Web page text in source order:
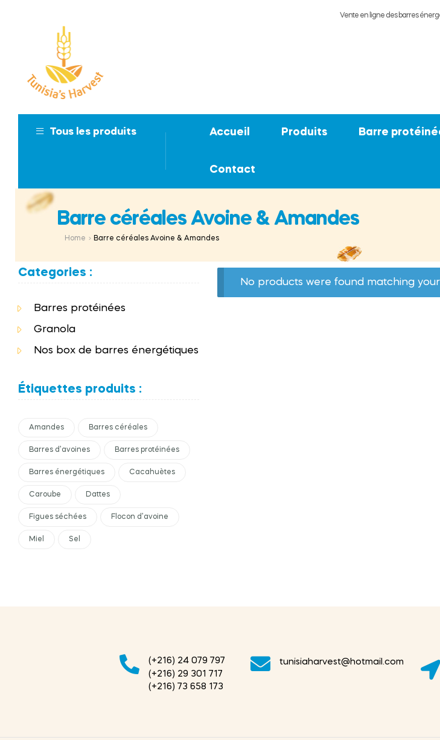
Vente en ligne des barres
Tous les produits Accueil Produits Barre
Contact
Barre céréales Avoine & Amandes
Home Barre céréales Avoine & Amandes
No products were found matching
Categories :
Barres protéinées
Granola
Nos box de barres énergétiques
Étiquettes produits :
Amandes Barres céréales
Barres d’avoines Barres protéinées
Barres énergétiques Cacahuètes
Caroube Dattes
Figues séchées Flocon d’avoine
Miel Sel
(+216) 24 079 797
(+216) 29 301 717
(+216) 73 658 173
tunisiaharvest@hotmail.com